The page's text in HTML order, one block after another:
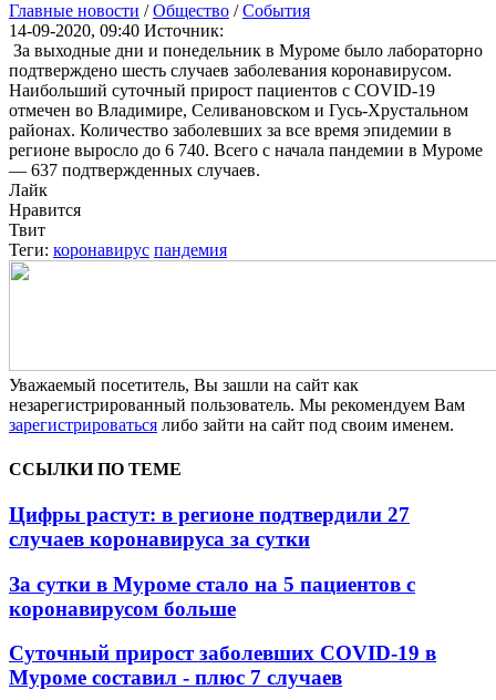
Главные новости /Общество /События
14-09-2020, 09:40 Источник:
За выходные дни и понедельник в Муроме было лабораторно
подтверждено шесть случаев заболевания коронавирусом.
Наибольший суточный прирост пациентов с COVID-19
отмечен во Владимире, Селивановском и Гусь-Хрустальном
районах. Количество заболевших за все время эпидемии в
регионе выросло до 6 740. Всего с начала пандемии в Муроме
— 637 подтвержденных случаев.
Лайк
Нравится
Твит
Теги: коронавирус пандемия
Уважаемый посетитель, Вы зашли на сайт как
незарегистрированный пользователь. Мы рекомендуем Вам
зарегистрироваться либо зайти на сайт под своим именем.
ССЫЛКИ ПО ТЕМЕ
Цифры растут: в регионе подтвердили 27
случаев коронавируса за сутки
За сутки в Муроме стало на 5 пациентов с
коронавирусом больше
Суточный прирост заболевших COVID-19 в
Муроме составил - плюс 7 случаев